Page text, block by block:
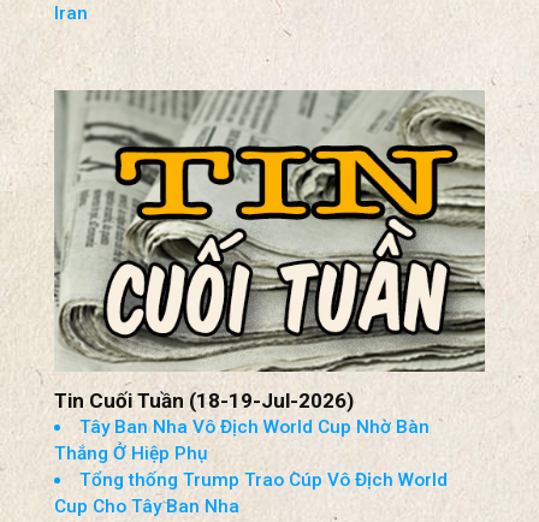
Iran
Tin Cuối Tuần (18-19-Jul-2026)
Tây Ban Nha Vô Địch World Cup Nhờ Bàn
Thắng Ở Hiệp Phụ
Tổng thống Trump Trao Cúp Vô Địch World
Cup Cho Tây Ban Nha